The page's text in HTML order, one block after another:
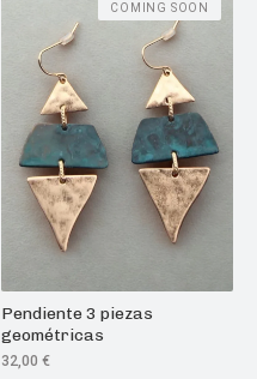
Pendiente 3 piezas
geométricas
32,00 €
COMING SOON